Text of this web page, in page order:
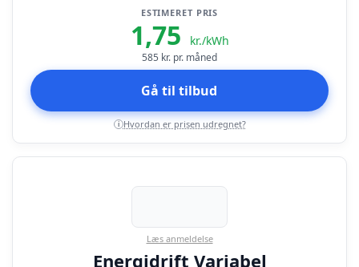
ESTIMERET PRIS
1,75 kr./kWh
585 kr. pr. måned
Gå til tilbud
i Hvordan er prisen udregnet?
Læs anmeldelse
Energidrift Variabel